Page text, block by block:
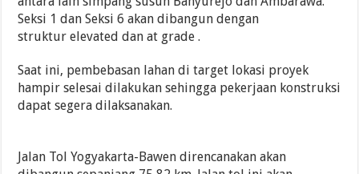
Seksi 1 dan Seksi 6 akan dibangun dengan
struktur elevated dan at grade .
Saat ini, pembebasan lahan di target lokasi proyek
hampir selesai dilakukan sehingga pekerjaan konstruksi
dapat segera dilaksanakan.
Jalan Tol Yogyakarta-Bawen direncanakan akan